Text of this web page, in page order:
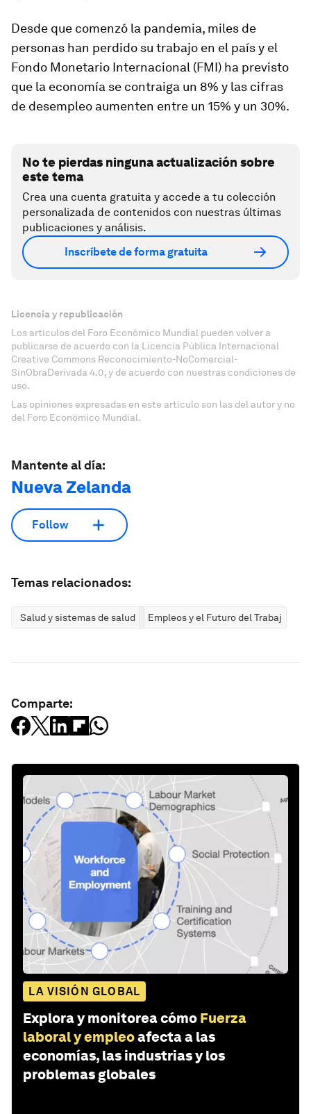
Desde que comenzó la pandemia, miles de
personas han perdido su trabajo en el país y el
Fondo Monetario Internacional (FMI) ha previsto
que la economía se contraiga un 8% y las cifras
de desempleo aumenten entre un 15% y un 30%.
No te pierdas ninguna actualización sobre
este tema
Crea una cuenta gratuita y accede a tu colección
personalizada de contenidos con nuestras últimas
publicaciones y análisis.
Inscríbete de forma gratuita
Licencia y republicación
Los artículos del Foro Económico Mundial pueden volver a
publicarse de acuerdo con la Licencia Pública Internacional
Creative Commons Reconocimiento-NoComercial-
SinObraDerivada 4.0, y de acuerdo con nuestras condiciones de
uso.
Las opiniones expresadas en este artículo son las del autor y no
del Foro Económico Mundial.
Mantente al día:
Nueva Zelanda
Follow
Temas relacionados:
Salud y sistemas de salud Empleos y el Futuro del Trabajo
Comparte:
LA VISIÓN GLOBAL
Explora y monitorea cómo Fuerza
laboral y empleoafecta a las
economías, las industrias y los
problemas globales